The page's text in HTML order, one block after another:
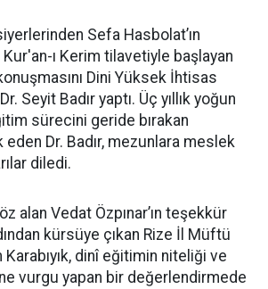
Sefa Hasbolat’ın
ı Kerim tilavetiyle başlayan
Dini Yüksek İhtisas
Seyit Badır yaptı. Üç yıllık yoğun
sürecini geride bırakan
Dr. Badır, mezunlara meslek
diledi.
alan Vedat Özpınar’ın teşekkür
kürsüye çıkan Rize İl Müftü
dinî eğitimin niteliği ve
vurgu yapan bir değerlendirmede